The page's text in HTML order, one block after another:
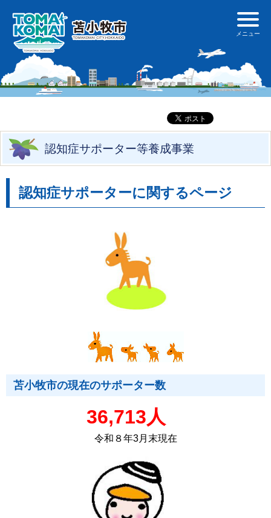
認知症サポーター等養成事業
認知症サポーターに関するページ
苫小牧市の現在のサポーター数
36,713人
令和８年3月末現在